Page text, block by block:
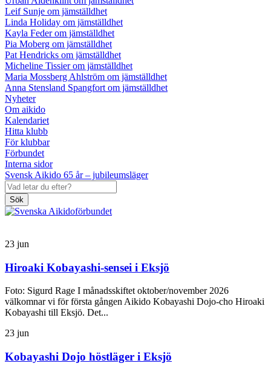
Leif Sunje om jämställdhet
Linda Holiday om jämställdhet
Kayla Feder om jämställdhet
Pia Moberg om jämställdhet
Pat Hendricks om jämställdhet
Micheline Tissier om jämställdhet
Maria Mossberg Ahlström om jämställdhet
Anna Stensland Spangfort om jämställdhet
Nyheter
Om aikido
Kalendariet
Hitta klubb
För klubbar
Förbundet
Interna sidor
Svensk Aikido 65 år – jubileumsläger
Sök
23 jun
Hiroaki Kobayashi-sensei i Eksjö
Foto: Sigurd Rage I månadsskiftet oktober/november 2026
välkomnar vi för första gången Aikido Kobayashi Dojo-cho Hiroaki
Kobayashi till Eksjö. Det...
23 jun
Kobayashi Dojo höstläger i Eksjö